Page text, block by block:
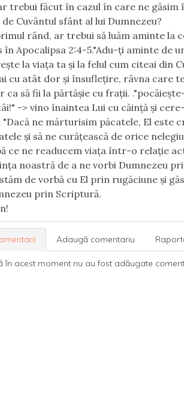
trebui făcut în cazul în care ne
de Cuvântul sfânt al lui Dumnezeu?
rând, ar trebui să luăm aminte la
în Apocalipsa 2:4-5."Adu-ți aminte de
la viața ta și la felul cum citeai din
cu atât dor și însuflețire, râvna care
ca să fii la părtășie cu frații.
-> vino înaintea Lui cu căință și
"Dacă ne mărturisim păcatele, El este
și să ne curățească de orice
ce ne readucem viața într-o relație
noastră de a ne vorbi Dumnezeu
de vorbă cu El prin rugăciune și
prin Scriptură.
Adaugă comentariu
în acest moment nu au fost adăugate